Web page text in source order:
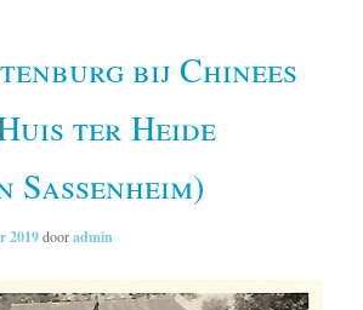
bij Chinees
ter Heide
Sassenheim)
2019dooradmin